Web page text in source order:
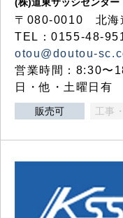
〒080-0010 北海
TEL：0155-48-
otou@doutou-
営業時間：8:30〜
日・他・土曜日有
販売可 工事